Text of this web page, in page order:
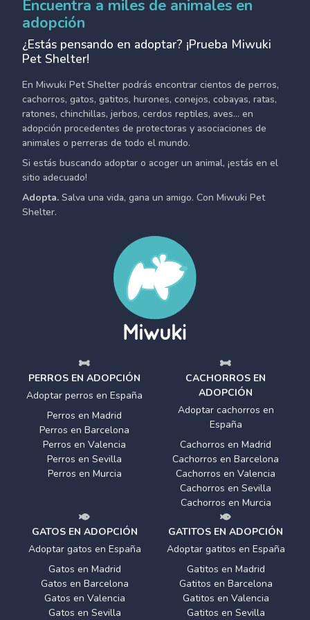
Encuentra a miles de animales en
adopción
¿Estás pensando en adoptar? ¡Prueba Miwuki
Pet Shelter!
En Miwuki Pet Shelter podrás encontrar cientos de perros,
cachorros, gatos, gatitos, hurones, conejos, cobayas, ratas,
ratones, chinchillas, jerbos, cerdos reptiles, aves... en
adopción procedentes de protectoras y asociaciones de
animales o perreras de todo el mundo.
Si estás buscando adoptar o acoger un animal, ¡estás en el
sitio adecuado!
Adopta. Salva una vida, gana un amigo. Con Miwuki Pet
Shelter.
PERROS EN ADOPCIÓN
Adoptar perros en España
Perros en Madrid
Perros en Barcelona
Perros en Valencia
Perros en Sevilla
Perros en Murcia
CACHORROS EN
ADOPCIÓN
Adoptar cachorros en
España
Cachorros en Madrid
Cachorros en Barcelona
Cachorros en Valencia
Cachorros en Sevilla
Cachorros en Murcia
GATOS EN ADOPCIÓN
Adoptar gatos en España
Gatos en Madrid
Gatos en Barcelona
Gatos en Valencia
Gatos en Sevilla
GATITOS EN ADOPCIÓN
Adoptar gatitos en España
Gatitos en Madrid
Gatitos en Barcelona
Gatitos en Valencia
Gatitos en Sevilla